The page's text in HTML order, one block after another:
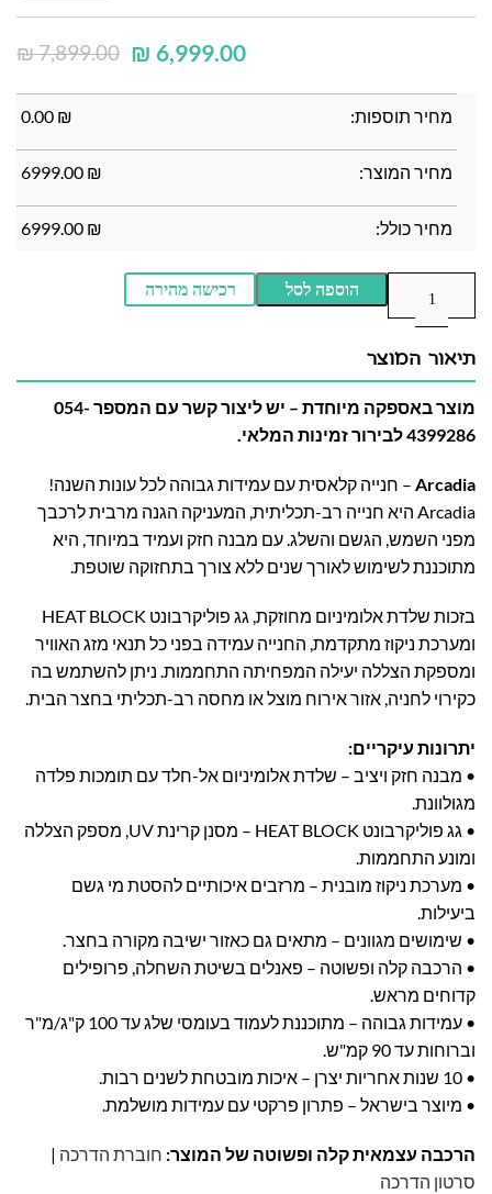
₪7,899.00 ₪ 6,999.00
מחיר תוספות: ₪
0.00
מחיר המוצר: ₪
6999.00
מחיר כולל: ₪
6999.00
הוספה לסל רכישה מהירה
תיאור המוצר
מוצר באספקה מיוחדת – יש ליצור קשר עם המספר 054-
4399286 לבירור זמינות המלאי.
Arcadia – חנייה קלאסית עם עמידות גבוהה לכל עונות השנה!
Arcadia היא חנייה רב-תכליתית, המעניקה הגנה מרבית לרכבך
מפני השמש, הגשם והשלג. עם מבנה חזק ועמיד במיוחד, היא
מתוכננת לשימוש לאורך שנים ללא צורך בתחזוקה שוטפת.
בזכות שלדת אלומיניום מחוזקת, גג פוליקרבונט HEAT BLOCK
ומערכת ניקוז מתקדמת, החנייה עמידה בפני כל תנאי מזג האוויר
ומספקת הצללה יעילה המפחיתה התחממות. ניתן להשתמש בה
כקירוי לחניה, אזור אירוח מוצל או מחסה רב-תכליתי בחצר הבית.
יתרונות עיקריים:
• מבנה חזק ויציב – שלדת אלומיניום אל-חלד עם תומכות פלדה
מגולוונת.
• גג פוליקרבונט HEAT BLOCK – מסנן קרינת UV, מספק הצללה
ומונע התחממות.
• מערכת ניקוז מובנית – מרזבים איכותיים להסטת מי גשם
ביעילות.
• שימושים מגוונים – מתאים גם כאזור ישיבה מקורה בחצר.
• הרכבה קלה ופשוטה – פאנלים בשיטת השחלה, פרופילים
קדוחים מראש.
• עמידות גבוהה – מתוכננת לעמוד בעומסי שלג עד 100 ק"ג/מ"ר
וברוחות עד 90 קמ"ש.
• 10 שנות אחריות יצרן – איכות מובטחת לשנים רבות.
• מיוצר בישראל – פתרון פרקטי עם עמידות מושלמת.
הרכבה עצמאית קלה ופשוטה של המוצר: חוברת הדרכה |
סרטון הדרכה